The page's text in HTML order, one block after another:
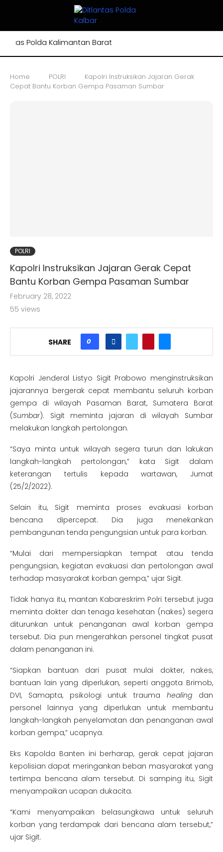
Polda Kalimantan Barat
Home POLRI
Kapolri Instruksikan Jajaran Gerak
Cepat Bantu Korban Gempa Pasaman Sumbar
POLRI
Kapolri Instruksikan Jajaran Gerak Cepat
Bantu Korban Gempa Pasaman Sumbar
February 28, 2022
55 views
SHARE 0
Kapolri Jenderal Listyo Sigit Prabowo menginstruksikan
jajarannya bergerak cepat membantu seluruh korban
gempa di wilayah Pasaman Barat, Sumatera Barat
(Sumbar). Sigit meminta jajaran di wilayah Sumbar
melakukan langkah pertolongan.
“Saya minta untuk wilayah segera turun dan lakukan
langkah-langkah pertolongan,” kata Sigit dalam
keterangan tertulis kepada wartawan, Jumat
(25/2/2022).
Selain itu, Sigit meminta proses evakuasi korban
bencana dipercepat. Dia juga menekankan
pembangunan tenda pengungsian untuk para korban.
“Mulai dari mempersiapkan tempat atau tenda
pengungsian, kegiatan evakuasi dan pertolongan awal
terhadap masyarakat korban gempa,” ujar Sigit.
Tidak hanya itu, mantan Kabareskrim Polri tersebut juga
meminta dokter dan tenaga kesehatan (nakes) segera
diturunkan untuk penanganan awal korban gempa
tersebut. Dia pun mengerahkan personel tingkat pusat
dalam penanganan ini.
“Siapkan bantuan dari pusat mulai dokter, nakes,
bantuan lain yang diperlukan, seperti anggota Brimob,
DVI, Samapta, psikologi untuk traumahealing dan
personel lainnya yang diperlukan untuk membantu
langkah-langkah penyelamatan dan penanganan awal
korban gempa,” ucapnya.
Eks Kapolda Banten ini berharap, gerak cepat jajaran
kepolisian dapat meringankan beban masyarakat yang
tertimpa bencana alam tersebut. Di samping itu, Sigit
menyampaikan ucapan dukacita.
“Kami menyampaikan belasungkawa untuk seluruh
korban yang terdampak dari bencana alam tersebut,”
ujar Sigit.